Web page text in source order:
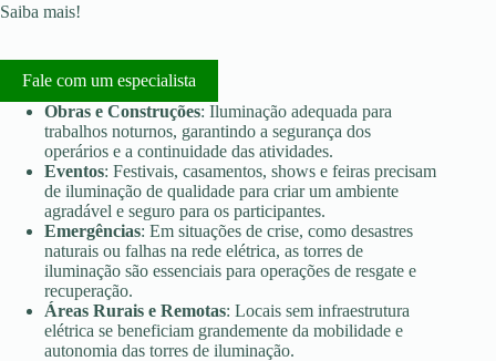
Saiba mais!
Fale com um especialista
Obras e Construções: Iluminação adequada para
trabalhos noturnos, garantindo a segurança dos
operários e a continuidade das atividades.
Eventos: Festivais, casamentos, shows e feiras precisam
de iluminação de qualidade para criar um ambiente
agradável e seguro para os participantes.
Emergências: Em situações de crise, como desastres
naturais ou falhas na rede elétrica, as torres de
iluminação são essenciais para operações de resgate e
recuperação.
Áreas Rurais e Remotas: Locais sem infraestrutura
elétrica se beneficiam grandemente da mobilidade e
autonomia das torres de iluminação.